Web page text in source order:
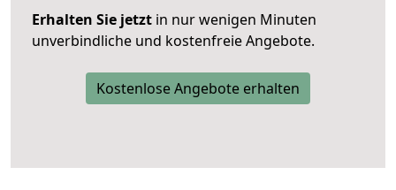
Erhalten Sie jetzt in nur wenigen Minuten
unverbindliche und kostenfreie Angebote.
Kostenlose Angebote erhalten